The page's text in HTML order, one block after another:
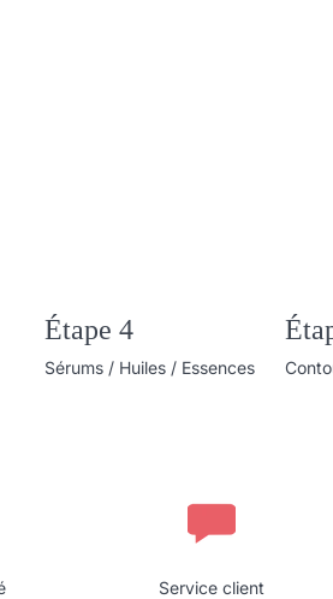
Étape 4
Sérums / Huiles / Essences
Service client